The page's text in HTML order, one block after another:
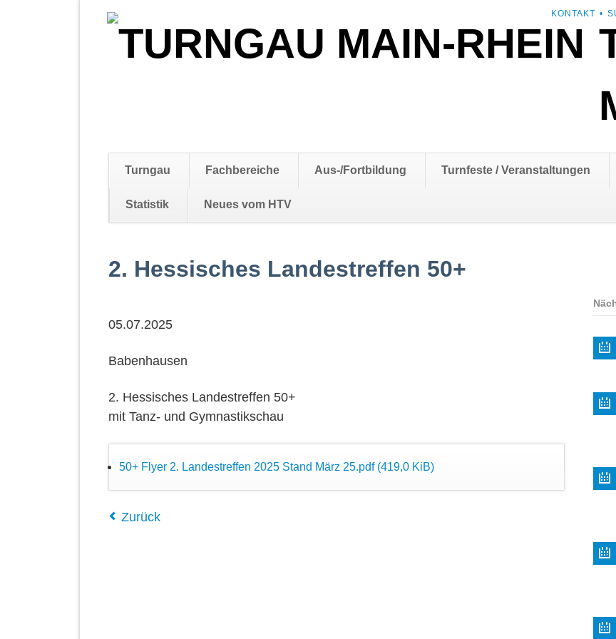
NAVIGATION
KONTAKT
überspringen
Turngau Fachbereiche Aus-/Fortbildung Turnfeste / Veranstaltungen
Statistik Neues vom HTV
2. Hessisches Landestreffen 50+
05.07.2025
Babenhausen
2. Hessisches Landestreffen 50+
mit Tanz- und Gymnastikschau
50+ Flyer 2. Landestreffen 2025 Stand März 25.pdf (419,0 KiB)
Zurück